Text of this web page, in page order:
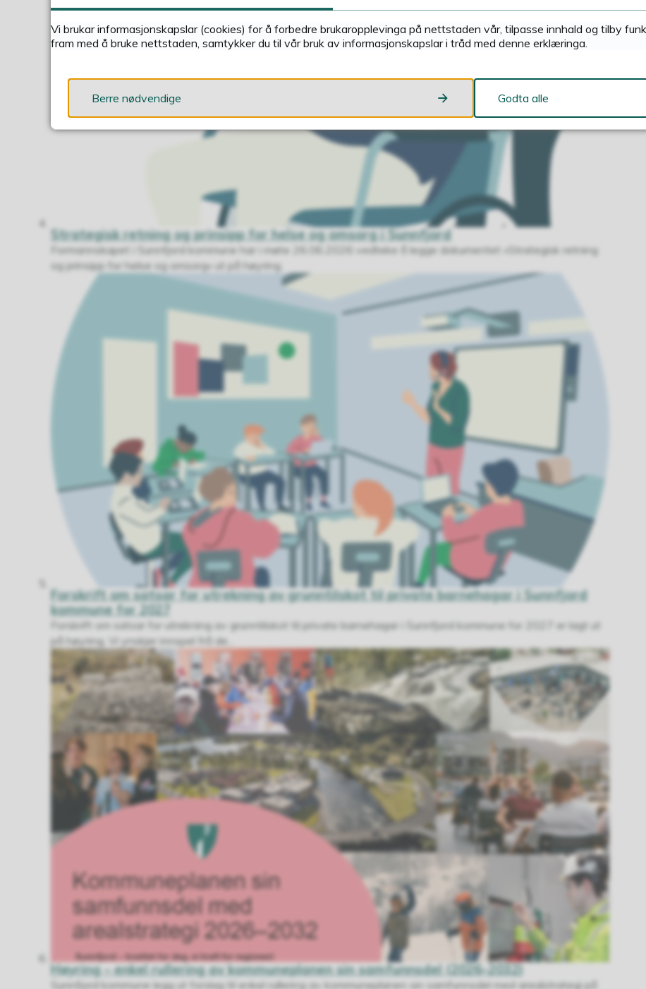
Strategisk retning og prinsipp for helse og omsorg i Sunnfjord
Formannskapet i Sunnfjord kommune har i møte 26.06.2026 vedteke å legge dokumentet «Strategisk retning
og prinsipp for helse og omsorg» ut på høyring.
Forskrift om satsar for utrekning av grunntilskot til private barnehagar i Sunnfjord
kommune for 2027
Forskrift om satsar for utrekning av grunntilskot til private barnehagar i Sunnfjord kommune for 2027 er lagt ut
på høyring, Vi ynskjer innspel frå de...
Høyring – enkel rullering av kommuneplanen sin samfunnsdel (2026–2032)
Sunnfjord kommune legg ut forslag til enkel rullering av kommuneplanen sin samfunnsdel med arealstrategi på
Vi brukar informasjonskapslar (cookies) for å forbedre brukaropplevinga på nettstaden vår, tilpasse innhald og tilby
fram med å bruke nettstaden, samtykker du til vår bruk av informasjonskapslar i tråd med denne erklæringa.
Berre nødvendige Godta alle